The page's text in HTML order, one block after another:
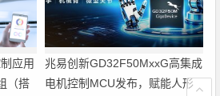
应用
（搭
兆易创新GD32F50MxxG高集成
电机控制MCU发布，赋能人形